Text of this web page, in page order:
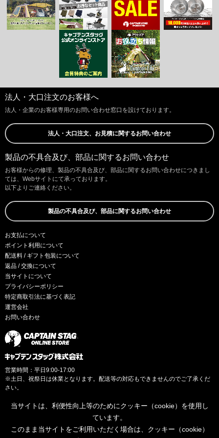
法人・大口注文のお客様へ
法人・企業のお客様専用のお問い合わせ窓口を設けております。
法人・大口注文、お見積に関するお問い合わせ
製品の不具合及び、部品に関するお問い合わせ
お客様からの修理、製品の不具合及び、部品に関するお問い合わせにつきまし
ては、Webサイトにて承っております。
以下よりご連絡ください。
製品の不具合及び、部品に関するお問い合わせ
お支払について
ポイント利用について
配送料 / ギフト包装について
返品 / 交換について
当サイトについて
プライバシーポリシー
特定商取引法に基づく表記
運営会社
お問い合わせ
営業時間：平日9:00-17:00
※土日、祝祭日は休業となります。配送等の対応もできませんのでご了承くだ
さい。
© CAPTAINSTAG Co.Ltd.
当サイトは、利便性向上等のためにクッキー（cookie）を使用し
ています。
このまま当サイトをご利用いただく場合は、クッキー（cookie）